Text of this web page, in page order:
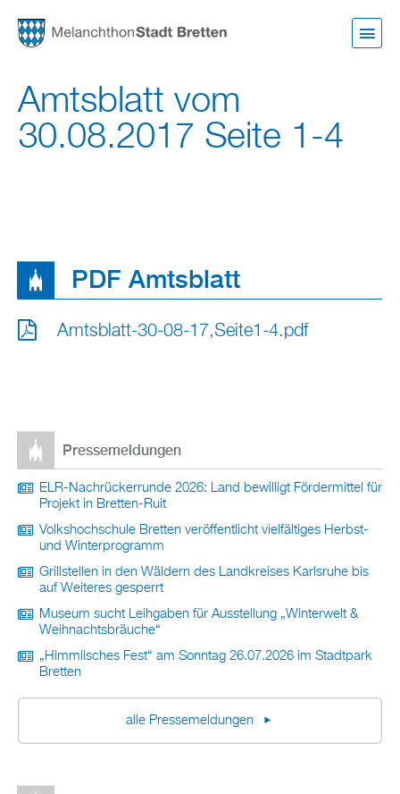
Amtsblatt vom
30.08.2017 Seite 1-4
PDF Amtsblatt
Amtsblatt-30-08-17,Seite1-4.pdf
Pressemeldungen
ELR-Nachrückerrunde 2026: Land bewilligt Fördermittel für
Projekt in Bretten-Ruit
Volkshochschule Bretten veröffentlicht vielfältiges Herbst-
und Winterprogramm
Grillstellen in den Wäldern des Landkreises Karlsruhe bis
auf Weiteres gesperrt
Museum sucht Leihgaben für Ausstellung „Winterwelt &
Weihnachtsbräuche“
„Himmlisches Fest“ am Sonntag 26.07.2026 im Stadtpark
Bretten
alle Pressemeldungen